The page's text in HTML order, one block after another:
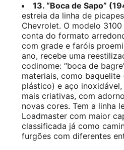
13. “Boca de Sapo”
estreia da linha de
Chevrolet. O modelo
conta do formato
com grade e faróis
ano, recebe uma
codinome: “boca de
materiais, como baquelite
plástico) e aço
mais criativas, com
novas cores. Tem a linha
Loadmaster com maior
classificada já como
furgões com diferentes